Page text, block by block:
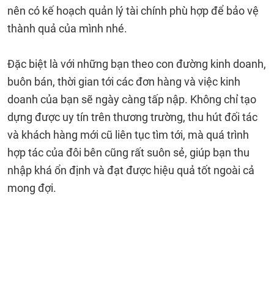
nên có kế hoạch quản lý tài chính phù hợp để bảo vệ
thành quả của mình nhé.
Đặc biệt là với những bạn theo con đường kinh doanh,
buôn bán, thời gian tới các đơn hàng và việc kinh
doanh của bạn sẽ ngày càng tấp nập. Không chỉ tạo
dựng được uy tín trên thương trường, thu hút đối tác
và khách hàng mới cũ liên tục tìm tới, mà quá trình
hợp tác của đôi bên cũng rất suôn sẻ, giúp bạn thu
nhập khá ổn định và đạt được hiệu quả tốt ngoài cả
mong đợi.